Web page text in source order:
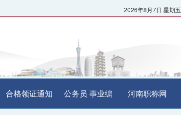
2026年8月7日 星期五
合格领证通知 公务员 事业编 河南职称网